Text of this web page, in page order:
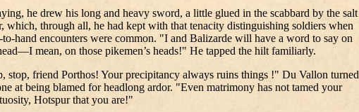
he drew his long and heavy sword, a little glued in the scabbard by the salt
which, through all, he had kept with that tenacity distinguishing soldiers when
to-hand encounters were common. "I and Balizarde will have a word to say on
mean, on those pikemen’s heads!" He tapped the hilt familiarly.
stop, friend Porthos! Your precipitancy always ruins things !" Du Vallon turned
at being blamed for headlong ardor. "Even matrimony has not tamed your
Hotspur that you are!"